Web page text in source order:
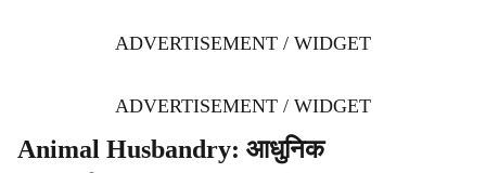
ADVERTISEMENT / WIDGET
ADVERTISEMENT / WIDGET
Animal Husbandry: आधुनिक